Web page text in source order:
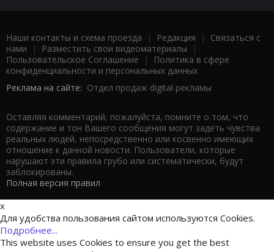
Наши контакты и схема проезда | Редакция | Связаться с
нами | Разместить свои видеоматериалы |
Пользовательское Соглашение |
Политика в сфере
конфиденциальности и персональных данных
Реклама на сайте: Отдел продаж digital рекламы
Оставляя комментарий, пожалуйста, помните о том, что
содержание и тон Вашего сообщения могут задеть чувства
реальных людей, непосредственно или косвенно имеющих
отношение к данной новости. Пользователи, которые
нарушают эти правила грубо или систематически, будут
заблокированы.
Полная версия правил
x
Для удобства пользования сайтом используются Cookies.
Подробнее...
This website uses Cookies to ensure you get the best